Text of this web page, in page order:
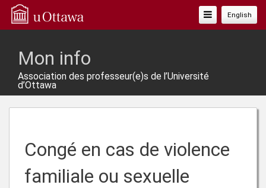
English
Basculer
La
Mon info
Association des professeur(e)s de l’Université
d’Ottawa
Congé en cas de violence
familiale ou sexuelle